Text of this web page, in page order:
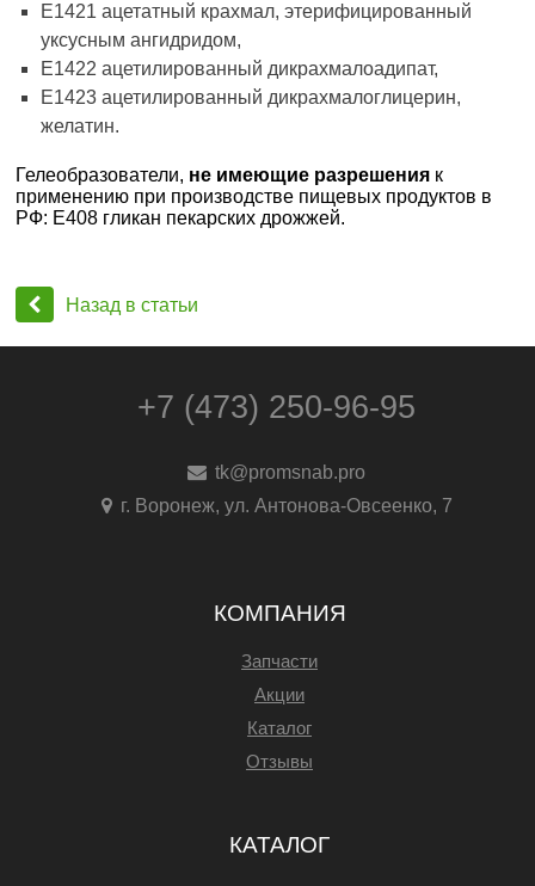
Е1421 ацетатный крахмал, этерифицированный
уксусным ангидридом,
Е1422 ацетилированный дикрахмалоадипат,
Е1423 ацетилированный дикрахмалоглицерин,
желатин.
Гелеобразователи, не имеющие разрешения к
применению при производстве пищевых продуктов в
РФ: Е408 гликан пекарских дрожжей.
Назад в статьи
+7 (473) 250-96-95
tk@promsnab.pro
г. Воронеж, ул. Антонова-Овсеенко, 7
КОМПАНИЯ
Запчасти
Акции
Каталог
Отзывы
КАТАЛОГ